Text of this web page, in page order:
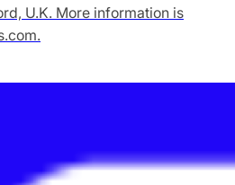
U.K. More information is